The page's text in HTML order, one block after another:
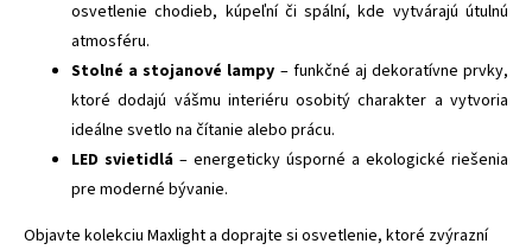
osvetlenie chodieb, kúpeľní či spální, kde vytvárajú útulnú
atmosféru.
Stolné a stojanové lampy – funkčné aj dekoratívne prvky,
ktoré dodajú vášmu interiéru osobitý charakter a vytvoria
ideálne svetlo na čítanie alebo prácu.
LED svietidlá – energeticky úsporné a ekologické riešenia
pre moderné bývanie.
Objavte kolekciu Maxlight a doprajte si osvetlenie, ktoré zvýrazní